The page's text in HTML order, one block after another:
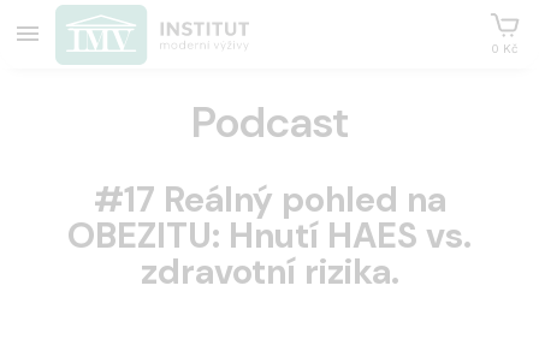
0 Kč
Podcast
#17 Reálný pohled na
OBEZITU: Hnutí HAES vs.
zdravotní rizika.